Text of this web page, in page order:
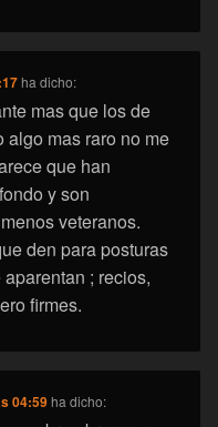
ha dicho:
mas que los de
algo mas raro no me
que han
y son
veteranos.
den para posturas
; recios,
firmes.
04:59 ha dicho: